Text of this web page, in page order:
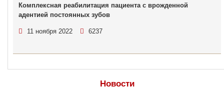
Комплексная реабилитация пациента с врожденной
адентией постоянных зубов
11 ноября 2022 6237
Новости